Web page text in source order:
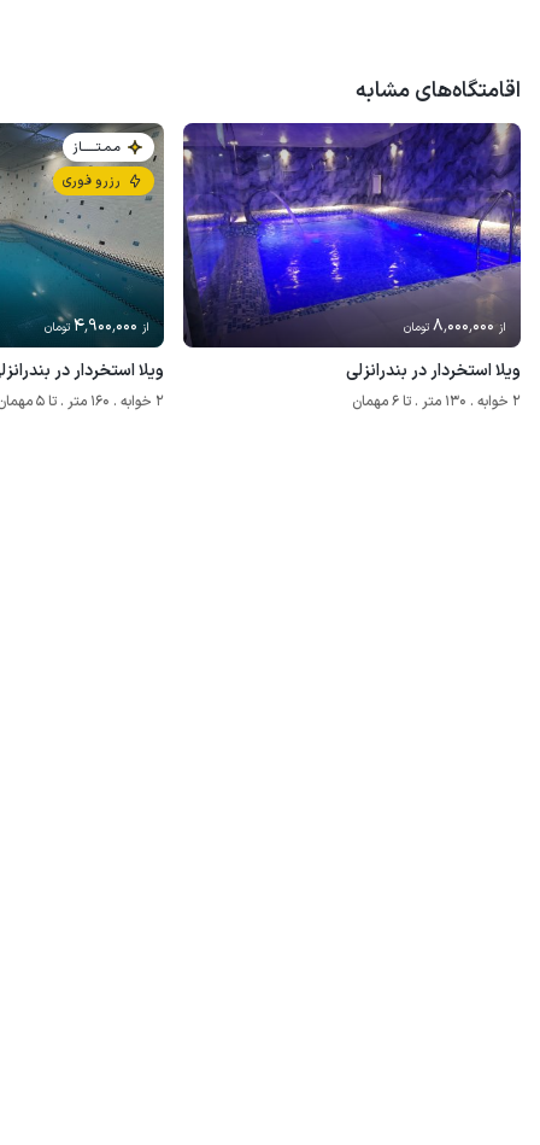
اقامتگاه‌های مشابه
از 8٬000٬000 تومان
ویلا استخردار در بندرانزلی
2 خوابه . 130 متر . تا 6 مهمان
مـمـتــــــاز
رزرو فوری
از 4٬900٬000 تومان
ویلا استخردار در
2 خوابه . 160 متر . تا 5 مهمان